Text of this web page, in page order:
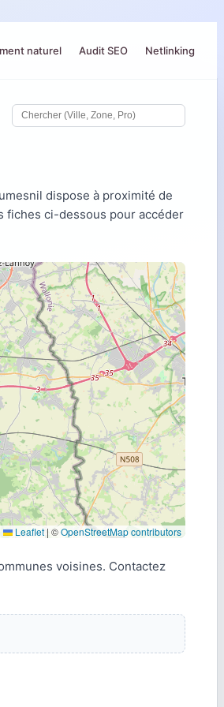
naturel Audit SEO Netlinking
dispose à proximité de
fiches ci-dessous pour accéder
Leaflet | ©OpenStreetMap contributors
voisines. Contactez